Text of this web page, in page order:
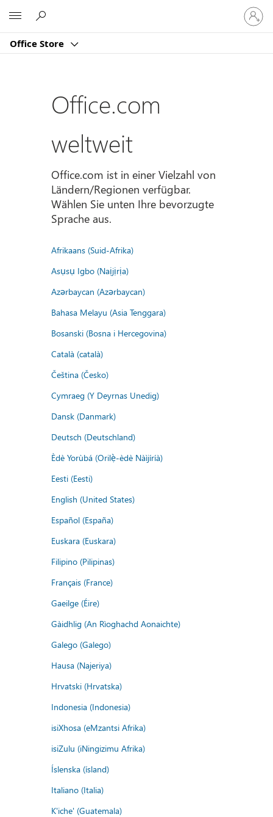
Office Store
Bei
Ihrem
Konto
Office.com
weltweit
Office.com ist in einer Vielzahl von
Ländern/Regionen verfügbar.
Wählen Sie unten Ihre bevorzugte
Sprache aus.
Afrikaans (Suid-Afrika)
Asụsụ Igbo (Naịjịrịa)
Azərbaycan (Azərbaycan)
Bahasa Melayu (Asia Tenggara)
Bosanski (Bosna i Hercegovina)
Català (català)
Čeština (Česko)
Cymraeg (Y Deyrnas Unedig)
Dansk (Danmark)
Deutsch (Deutschland)
Èdè Yorùbá (Orilẹ̀-èdè Nàìjíríà)
Eesti (Eesti)
English (United States)
Español (España)
Euskara (Euskara)
Filipino (Pilipinas)
Français (France)
Gaeilge (Éire)
Gàidhlig (An Rìoghachd Aonaichte)
Galego (Galego)
Hausa (Najeriya)
Hrvatski (Hrvatska)
Indonesia (Indonesia)
isiXhosa (eMzantsi Afrika)
isiZulu (iNingizimu Afrika)
Íslenska (ísland)
Italiano (Italia)
K'iche' (Guatemala)